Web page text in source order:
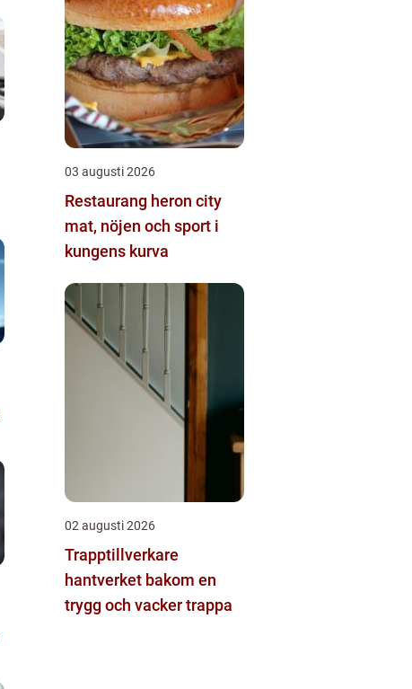
03 augusti 2026
Restaurang heron city
mat, nöjen och sport i
kungens kurva
02 augusti 2026
Trapptillverkare
hantverket bakom en
trygg och vacker trappa